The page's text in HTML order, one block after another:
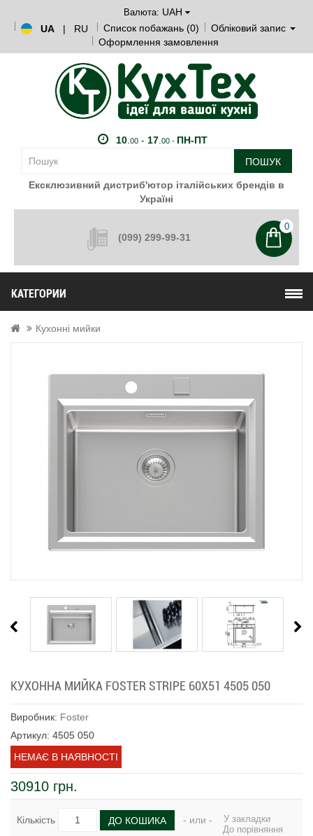
Валюта: UAH
UA
| RU Список побажань (0)
Обліковий запис
Оформлення замовлення
10. 00- 17. 00 - ПН-ПТ
ПОШУК
Ексклюзивний дистриб'ютор італійських брендів в
Україні
(099) 299-99-31
0
КАТЕГОРИИ
Кухонні мийки
КУХОННА МИЙКА FOSTER STRIPE 60Х51 4505 050
Виробник: Foster
Артикул: 4505 050
НЕМАЄ В НАЯВНОСТІ
30910 грн.
Кількість ДО КОШИКА - или -
У закладки
До порівняння